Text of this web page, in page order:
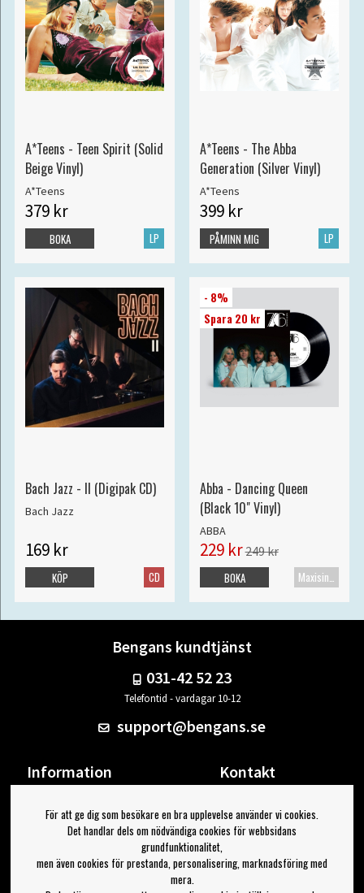
A*Teens - Teen Spirit (Solid
Beige Vinyl)
A*Teens
379 kr
LP
BOKA
A*Teens - The Abba
Generation (Silver Vinyl)
A*Teens
399 kr
LP
PÅMINN MIG
Bach Jazz - II (Digipak CD)
Bach Jazz
169 kr
CD
KÖP
- 8%
Spara 20 kr
Abba - Dancing Queen
(Black 10" Vinyl)
ABBA
229 kr249 kr
Maxisingel
BOKA
Bengans kundtjänst
031-42 52 23
Telefontid - vardagar 10-12
support@bengans.se
Information
Om Bengans
FAQ / Köp- & Leveransvillkor
Kontakt
Din sida
Logga ut
Jag vill ha tips från Bengans
För att ge dig som besökare en bra upplevelse använder vi cookies.
Det handlar dels om nödvändiga cookies för webbsidans
grundfunktionalitet,
men även cookies för prestanda, personalisering, marknadsföring med
mera.